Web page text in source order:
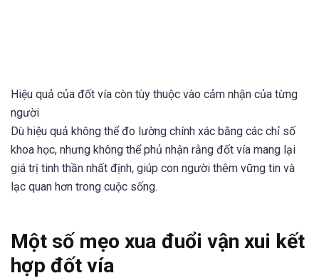
Hiệu quả của đốt vía còn tùy thuộc vào cảm nhận của từng
người
Dù hiệu quả không thể đo lường chính xác bằng các chỉ số
khoa học, nhưng không thể phủ nhận rằng đốt vía mang lại
giá trị tinh thần nhất định, giúp con người thêm vững tin và
lạc quan hơn trong cuộc sống.
Một số mẹo xua đuổi vận xui kết
hợp đốt vía